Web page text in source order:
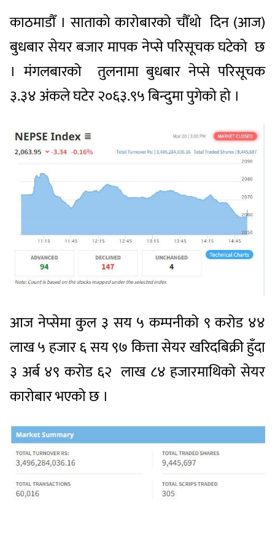
काठमाडौँ । साताको कारोबारको चौँथो दिन (आज)
बुधबार सेयर बजार मापक नेप्से परिसूचक घटेको छ
। मंगलबारको तुलनामा बुधबार नेप्से परिसूचक
३.३४ अंकले घटेर २०६३.९५ बिन्दुमा पुगेको हो ।
आज नेप्सेमा कुल ३ सय ५ कम्पनीको ९ करोड ४४
लाख ५ हजार ६ सय ९७ कित्ता सेयर खरिदबिक्री हुँदा
३ अर्ब ४९ करोड ६२ लाख ८४ हजारमाथिको सेयर
कारोबार भएको छ ।